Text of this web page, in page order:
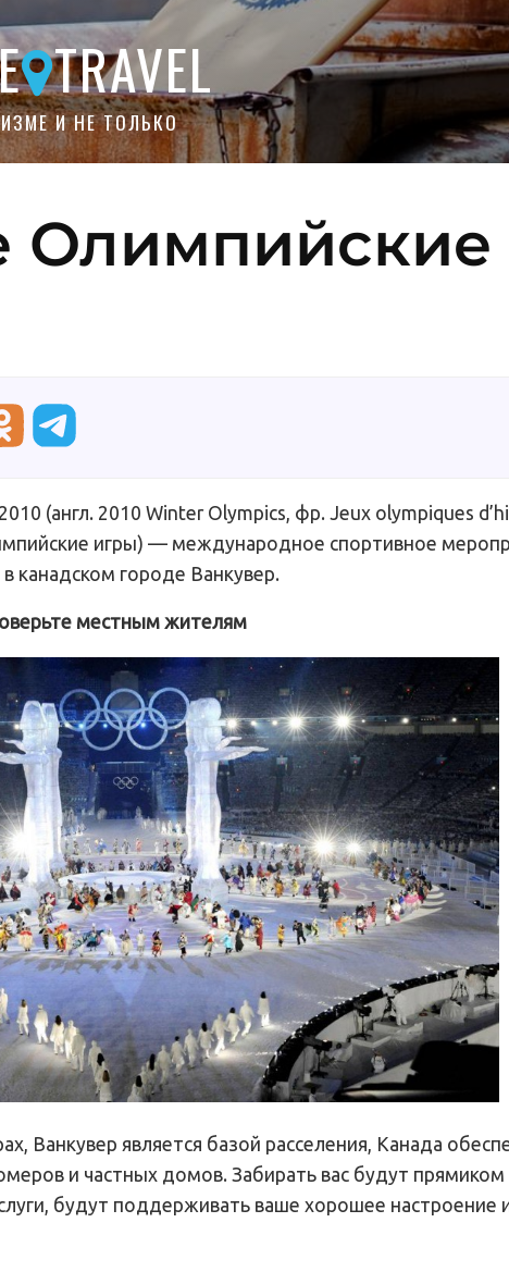
TRAVEL
И НЕ ТОЛЬКО
Олимпийские
(англ. 2010 Winter Olympics, фр. Jeux olympiques
игры) — международное спортивное
канадском городе Ванкувер.
местным жителям
Ванкувер является базой расселения, Канада
и частных домов. Забирать вас будут
будут поддерживать ваше хорошее настроение